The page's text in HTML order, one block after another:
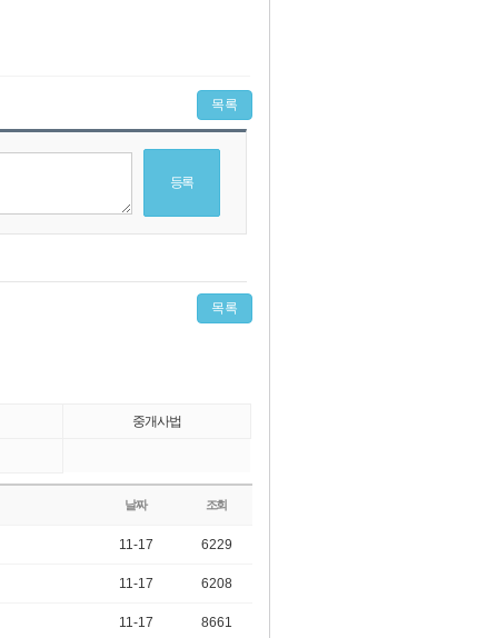
목록
목록
중개사법
날짜 조회
11-17 6229
11-17 6208
11-17 8661